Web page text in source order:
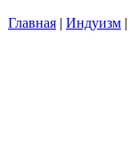
Главная | Индуизм |